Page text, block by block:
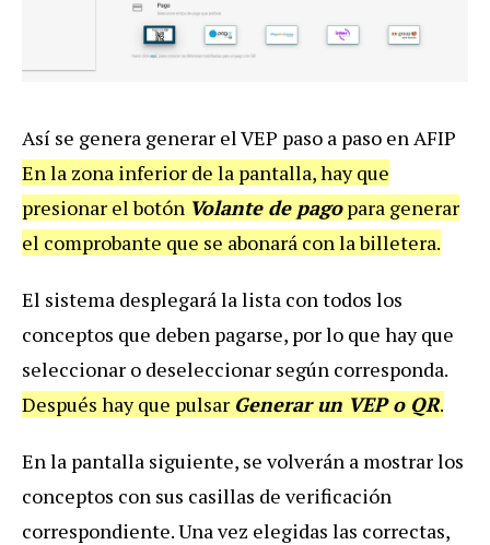
Así se genera generar el VEP paso a paso en AFIP
En la zona inferior de la pantalla, hay que
presionar el botón Volante de pagopara generar
el comprobante que se abonará con la billetera.
El sistema desplegará la lista con todos los
conceptos que deben pagarse, por lo que hay que
seleccionar o deseleccionar según corresponda.
Después hay que pulsar Generar un VEP o QR.
En la pantalla siguiente, se volverán a mostrar los
conceptos con sus casillas de verificación
correspondiente. Una vez elegidas las correctas,